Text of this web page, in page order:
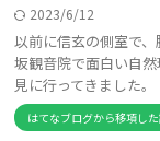
2023/6/12
以前に信玄の側室で
坂観音院で面白い自
見に行ってきました
はてなブログから移項し